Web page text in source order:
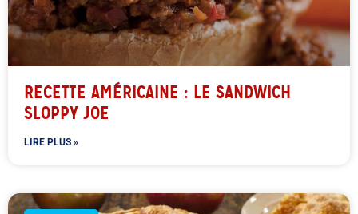
RECETTE AMÉRICAINE : LE SANDWICH
SLOPPY JOE
LIRE PLUS »